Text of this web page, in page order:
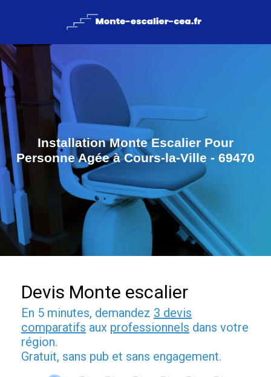
Installation Monte Escalier Pour
Personne Agée à Cours-la-Ville - 69470
Devis Monte escalier
En 5 minutes, demandez 3 devis
comparatifs aux professionnels dans votre
région.
Gratuit, sans pub et sans engagement.